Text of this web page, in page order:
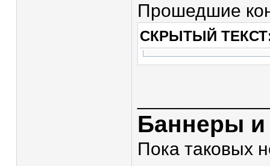
Прошедшие
СКРЫТЫЙ
Баннеры
Пока таковых